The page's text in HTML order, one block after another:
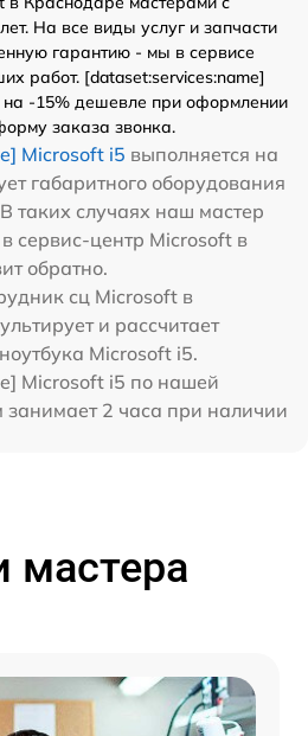
На все виды услуг и запчасти
гарантию - мы в сервисе
работ. [dataset:services:name]
на -15% дешевле при оформлении
заказа звонка.
Microsoft i5 выполняется на
габаритного оборудования
таких случаях наш мастер
сервис-центр Microsoft в
обратно.
сц Microsoft в
и рассчитает
Microsoft i5.
Microsoft i5 по нашей
занимает 2 часа при наличии
мастера